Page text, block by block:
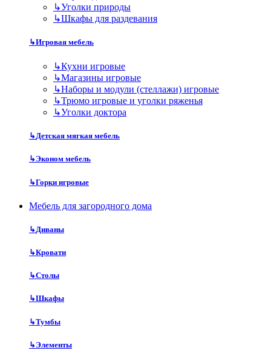
↳Уголки природы
↳Шкафы для раздевания
↳Игровая мебель
↳Кухни игровые
↳Магазины игровые
↳Наборы и модули (стеллажи) игровые
↳Трюмо игровые и уголки ряженья
↳Уголки доктора
↳Детская мягкая мебель
↳Эконом мебель
↳Горки игровые
Мебель для загородного дома
↳Диваны
↳Кровати
↳Столы
↳Шкафы
↳Тумбы
↳Элементы